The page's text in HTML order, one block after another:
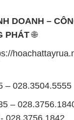
DOANH –
PHÁT🌐
– 028.3504.5555
–
028.3756.1842